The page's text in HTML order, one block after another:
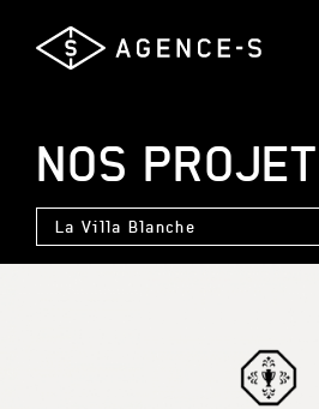
&
Partners
NOS PROJET
La Villa Blanche